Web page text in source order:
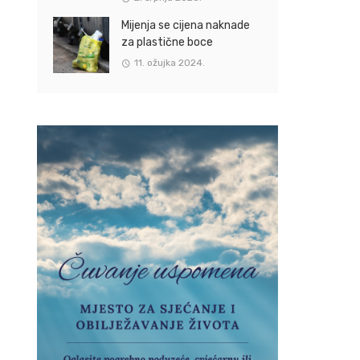
Mijenja se cijena naknade
za plastične boce
11. ožujka 2024.